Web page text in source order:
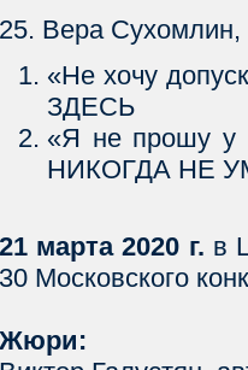
25. Вера Сухомлин,
«Не хочу
ЗДЕСЬ
«Я не прошу
НИКОГДА НЕ
21 марта 2020 г. в
30 Московского
Жюри: